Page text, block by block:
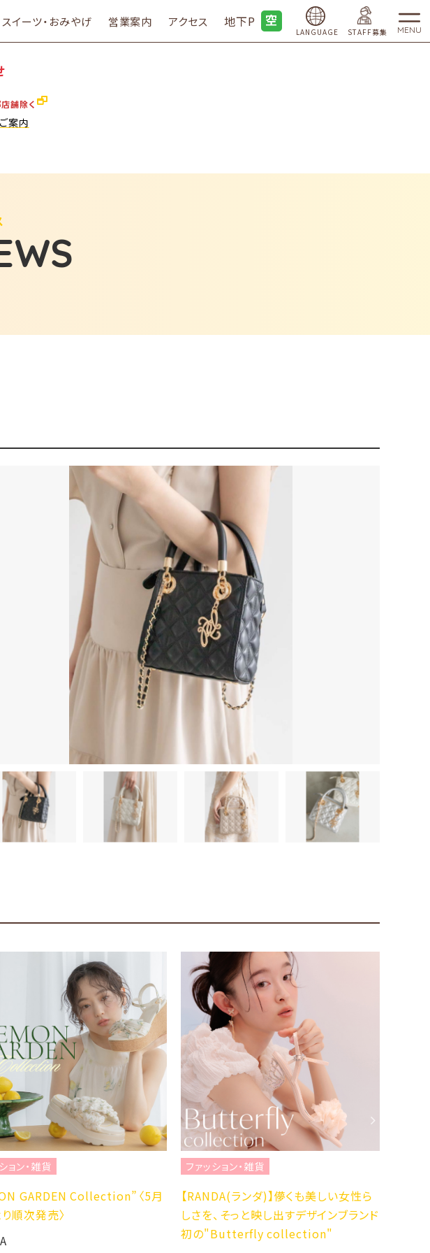
スイーツ・おみやげ 営業案内 アクセス 地下P
LANGUAGE STAFF募集 MENU
舗除く
案内
ョン・雑貨
GARDEN Collection”〈5月
順次発売〉
ファッション・雑貨
【RANDA(ランダ)】儚くも美しい女性ら
しさを、そっと映し出すデザインブランド
初の"Butterfly collection"